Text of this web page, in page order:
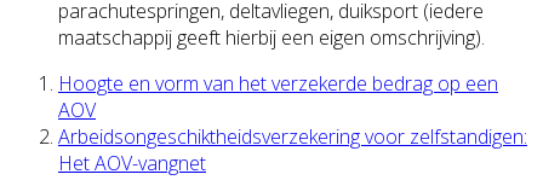
parachutespringen, deltavliegen, duiksport (iedere
maatschappij geeft hierbij een eigen omschrijving).
Hoogte en vorm van het verzekerde bedrag op een
AOV
Arbeidsongeschiktheidsverzekering voor zelfstandigen:
Het AOV-vangnet